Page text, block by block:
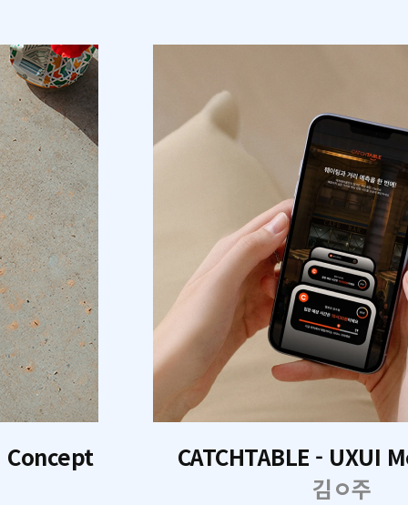
CATCHTABLE - UXUI
김ㅇ주